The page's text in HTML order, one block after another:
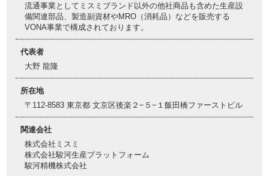
流通事業としてミスミブランド以外の他社商品も含めた生産設
備関連部品、製造副資材やMRO（消耗品）などを販売する
VONA事業で構成されております。
代表者
大野 龍隆
所在地
〒112-8583 東京都 文京区後楽２−５−１飯田橋ファーストビル
関連会社
株式会社ミスミ
株式会社駿河生産プラットフォーム
駿河精機株式会社